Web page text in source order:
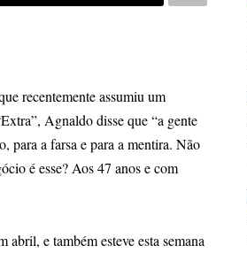
recentemente assumiu um
Agnaldo disse que “a gente
para a farsa e para a mentira. Não
é esse? Aos 47 anos e com
e também esteve esta semana